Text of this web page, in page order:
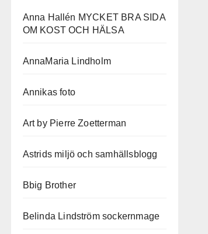
Anna Hallén MYCKET BRA SIDA
OM KOST OCH HÄLSA
AnnaMaria Lindholm
Annikas foto
Art by Pierre Zoetterman
Astrids miljö och samhällsblogg
Bbig Brother
Belinda Lindström sockernmage